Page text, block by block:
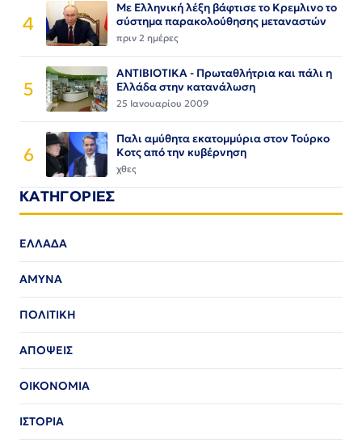
4
Με Ελληνική λέξη βάφτισε το Κρεμλινο το
σύστημα παρακολούθησης μεταναστών
πριν 2 ημέρες
5
ΑΝΤΙΒΙΟΤΙΚΑ - Πρωταθλήτρια και πάλι η
Ελλάδα στην κατανάλωση
25 Ιανουαρίου 2009
6
Παλι αμύθητα εκατομμύρια στον Τούρκο
Κοτς από την κυβέρνηση
χθες
ΚΑΤΗΓΟΡΙΕΣ
ΕΛΛΑΔΑ
ΑΜΥΝΑ
ΠΟΛΙΤΙΚΗ
ΑΠΟΨΕΙΣ
ΟΙΚΟΝΟΜΙΑ
ΙΣΤΟΡΙΑ